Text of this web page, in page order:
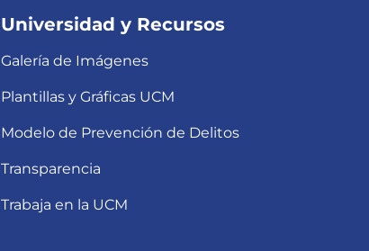
Universidad y Recursos
Galería de Imágenes
Plantillas y Gráficas UCM
Modelo de Prevención de Delitos
Transparencia
Trabaja en la UCM